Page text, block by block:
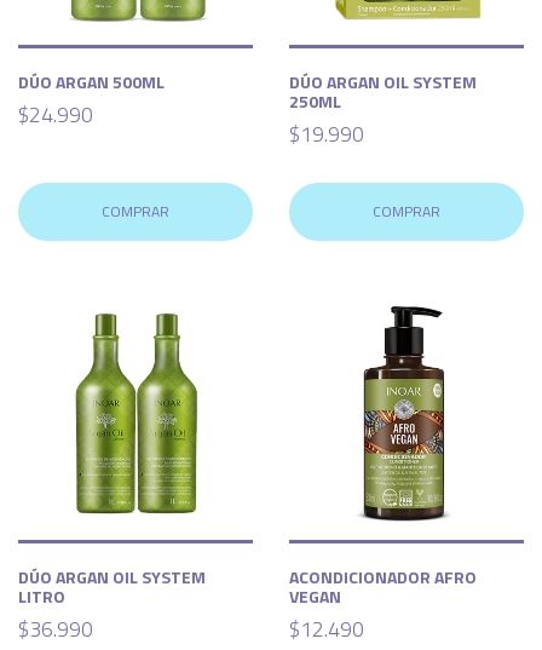
DÚO ARGAN 500ML
$24.990
COMPRAR
DÚO ARGAN OIL SYSTEM
250ML
$19.990
COMPRAR
DÚO ARGAN OIL SYSTEM
LITRO
$36.990
ACONDICIONADOR AFRO
VEGAN
$12.490